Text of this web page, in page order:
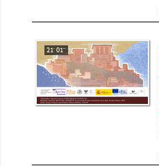
21' 01''